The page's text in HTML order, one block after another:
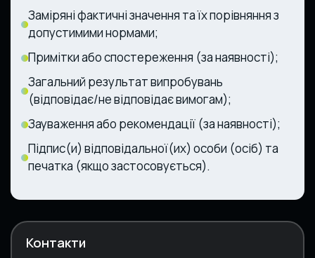
Заміряні фактичні значення та їх порівняння з
допустимими нормами;
Примітки або спостереження (за наявності);
Загальний результат випробувань
(відповідає/не відповідає вимогам);
Зауваження або рекомендації (за наявності);
Підпис(и) відповідальної(их) особи (осіб) та
печатка (якщо застосовується).
Контакти